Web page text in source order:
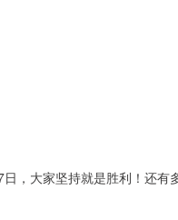
，大家坚持就是胜利！还有